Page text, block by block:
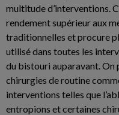
multitude d’interventions.
rendement supérieur aux
traditionnelles et procure
utilisé dans toutes les
du bistouri auparavant. On
chirurgies de routine
interventions telles que
entropions et certaines